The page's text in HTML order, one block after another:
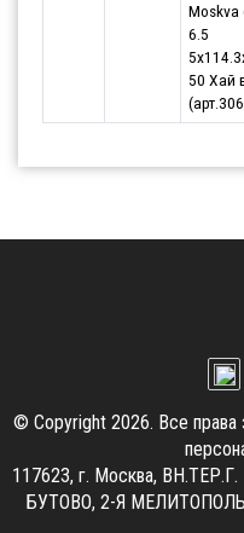
Moskva
6.5
50 Хай
© Copyright 2026. Все
117623, г. Москва,
БУТОВО, 2-Я